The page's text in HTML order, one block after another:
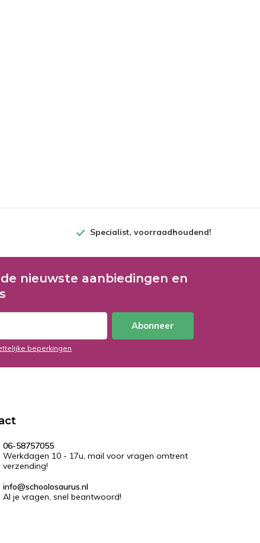
Specialist, voorraadhoudend!
nieuwste aanbiedingen en
Abonneer
beperkingen
06-58757055
Werkdagen 10 - 17u, mail voor vragen omtrent
verzending!
info@schoolosaurus.nl
Al je vragen, snel beantwoord!